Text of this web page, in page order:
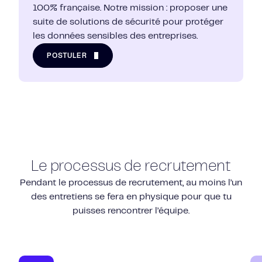
100% française. Notre mission : proposer une
suite de solutions de sécurité pour protéger
les données sensibles des entreprises.
POSTULER
Le processus de recrutement
Pendant le processus de recrutement, au moins l’un
des entretiens se fera en physique pour que tu
puisses rencontrer l’équipe.